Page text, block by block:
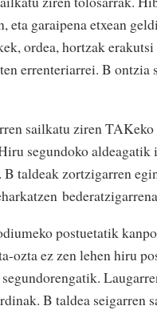
eta garaipena etxean
ordea, hortzak
errenteriarrei. B ontzia
sailkatu ziren TAKeko
segundoko aldeagatik
taldeak zortzigarren
postuetatik
ozta ez zen lehen hiru
B taldea seigarren